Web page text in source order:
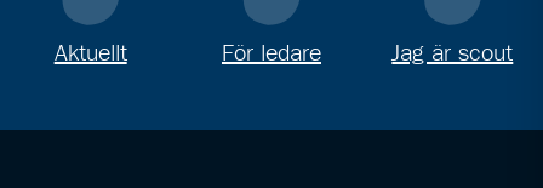
Aktuellt För ledare Jag är scout